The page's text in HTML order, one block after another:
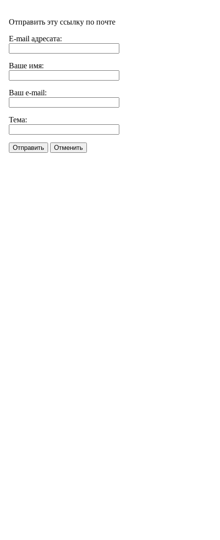
Отправить эту ссылку по почте
E-mail адресата:
Ваше имя:
Ваш e-mail:
Тема:
Отправить Отменить